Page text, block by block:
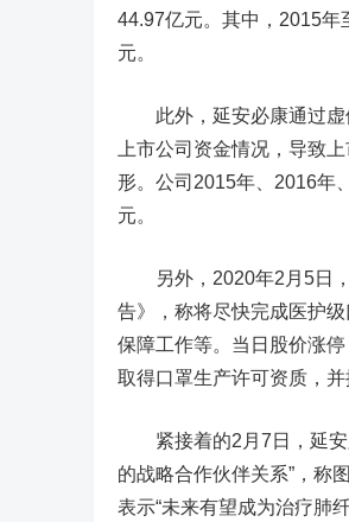
44.97亿元。其中，2015年
元。
此外，延安必康通过虚
上市公司资金情况，导致
形。公司2015年、2016年
元。
另外，2020年2月5日，
告》，称将尽快完成医护
保障工作等。当日股价涨
取得口罩生产许可资质，
紧接着的2月7日，延安
的战略合作伙伴关系”，称
表示“未来有望成为治疗肺